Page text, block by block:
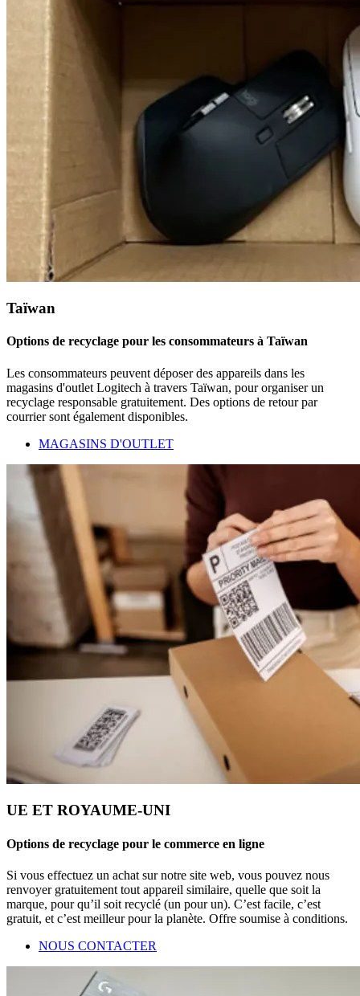
Taïwan
Options de recyclage pour les consommateurs à Taïwan
Les consommateurs peuvent déposer des appareils dans les
magasins d'outlet Logitech à travers Taïwan, pour organiser un
recyclage responsable gratuitement. Des options de retour par
courrier sont également disponibles.
MAGASINS D'OUTLET
UE ET ROYAUME-UNI
Options de recyclage pour le commerce en ligne
Si vous effectuez un achat sur notre site web, vous pouvez nous
renvoyer gratuitement tout appareil similaire, quelle que soit la
marque, pour qu’il soit recyclé (un pour un). C’est facile, c’est
gratuit, et c’est meilleur pour la planète. Offre soumise à conditions.
NOUS CONTACTER